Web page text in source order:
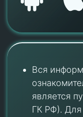
Вся
является
ГК РФ). Для